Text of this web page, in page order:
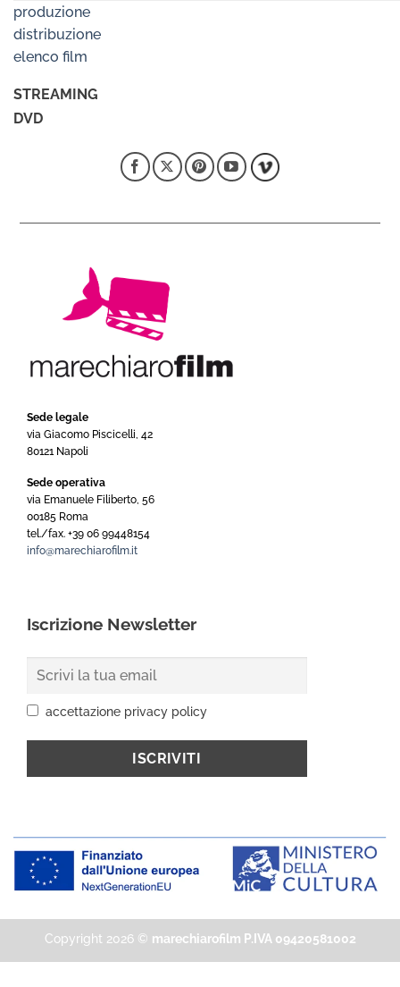
produzione
distribuzione
elenco film
STREAMING
DVD
Sede legale
via Giacomo Piscicelli, 42
80121 Napoli
Sede operativa
via Emanuele Filiberto, 56
00185 Roma
tel./fax. +39 06 99448154
info@marechiarofilm.it
Iscrizione Newsletter
accettazione privacy policy
Copyright 2026 © marechiarofilm P.IVA 09420581002